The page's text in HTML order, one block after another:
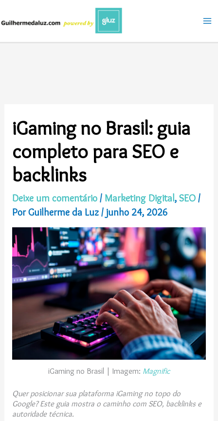
o
iGaming no Brasil: guia
completo para SEO e
backlinks
Deixe um comentário / Marketing Digital,SEO /
PorGuilherme da Luz/ junho 24, 2026
iGaming no Brasil | Imagem: Magnific
Quer posicionar sua plataforma iGaming no topo do
Google? Este guia mostra o caminho com SEO, backlinks e
autoridade técnica.